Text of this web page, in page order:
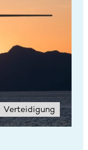
Verteidigung